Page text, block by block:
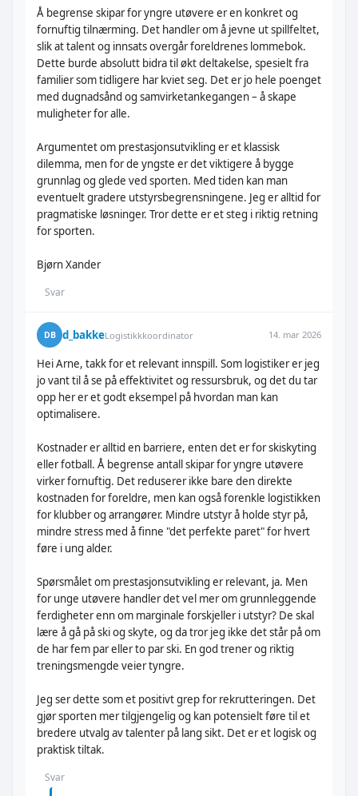
Å begrense skipar for yngre utøvere er en konkret og
fornuftig tilnærming. Det handler om å jevne ut spillfeltet,
slik at talent og innsats overgår foreldrenes lommebok.
Dette burde absolutt bidra til økt deltakelse, spesielt fra
familier som tidligere har kviet seg. Det er jo hele poenget
med dugnadsånd og samvirketankegangen – å skape
muligheter for alle.
Argumentet om prestasjonsutvikling er et klassisk
dilemma, men for de yngste er det viktigere å bygge
grunnlag og glede ved sporten. Med tiden kan man
eventuelt gradere utstyrsbegrensningene. Jeg er alltid for
pragmatiske løsninger. Tror dette er et steg i riktig retning
for sporten.
Bjørn Xander
Svar
DB d_bakkeLogistikkkoordinator 14. mar 2026
Hei Arne, takk for et relevant innspill. Som logistiker er jeg
jo vant til å se på effektivitet og ressursbruk, og det du tar
opp her er et godt eksempel på hvordan man kan
optimalisere.
Kostnader er alltid en barriere, enten det er for skiskyting
eller fotball. Å begrense antall skipar for yngre utøvere
virker fornuftig. Det reduserer ikke bare den direkte
kostnaden for foreldre, men kan også forenkle logistikken
for klubber og arrangører. Mindre utstyr å holde styr på,
mindre stress med å finne "det perfekte paret" for hvert
føre i ung alder.
Spørsmålet om prestasjonsutvikling er relevant, ja. Men
for unge utøvere handler det vel mer om grunnleggende
ferdigheter enn om marginale forskjeller i utstyr? De skal
lære å gå på ski og skyte, og da tror jeg ikke det står på om
de har fem par eller to par ski. En god trener og riktig
treningsmengde veier tyngre.
Jeg ser dette som et positivt grep for rekrutteringen. Det
gjør sporten mer tilgjengelig og kan potensielt føre til et
bredere utvalg av talenter på lang sikt. Det er et logisk og
praktisk tiltak.
Svar